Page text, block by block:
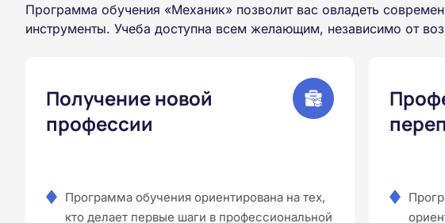
Программа обучения «Механик» позволит вас овладеть
инструменты. Учеба доступна всем желающим, независимо от
Получение новой
профессии
Программа обучения ориентирована на тех,
кто делает первые шаги в профессиональной